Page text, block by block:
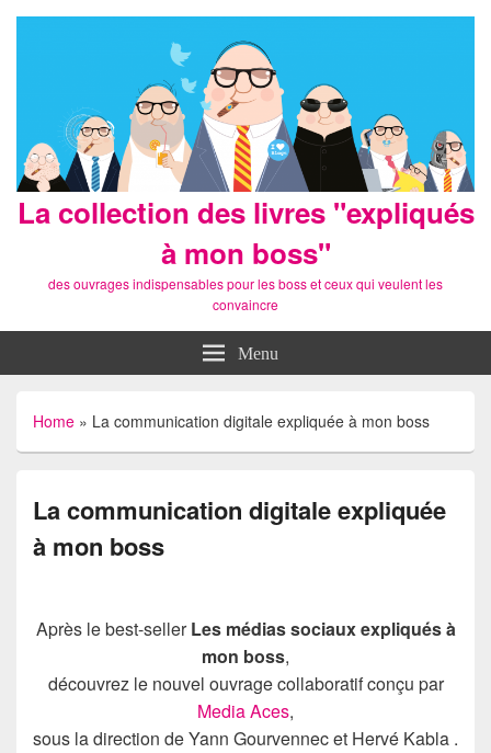
La collection des livres "expliqués
à mon boss"
des ouvrages indispensables pour les boss et ceux qui veulent les
convaincre
Menu
Home » La communication digitale expliquée à mon boss
La communication digitale expliquée
à mon boss
Après le best-sellerLes médias sociaux expliqués à
mon boss,
découvrez le nouvel ouvrage collaboratif conçu par
Media Aces,
sous la direction de Yann Gourvennec et Hervé Kabla .